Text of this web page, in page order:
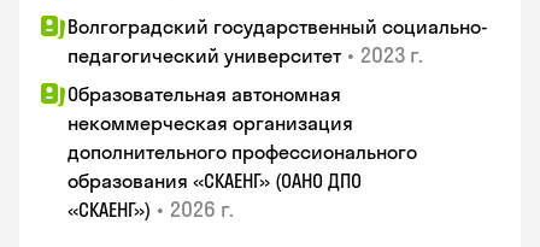
Волгоградский государственный социально-
педагогический университет • 2023 г.
Образовательная автономная
некоммерческая организация
дополнительного профессионального
образования «СКАЕНГ» (ОАНО ДПО
«СКАЕНГ») • 2026 г.